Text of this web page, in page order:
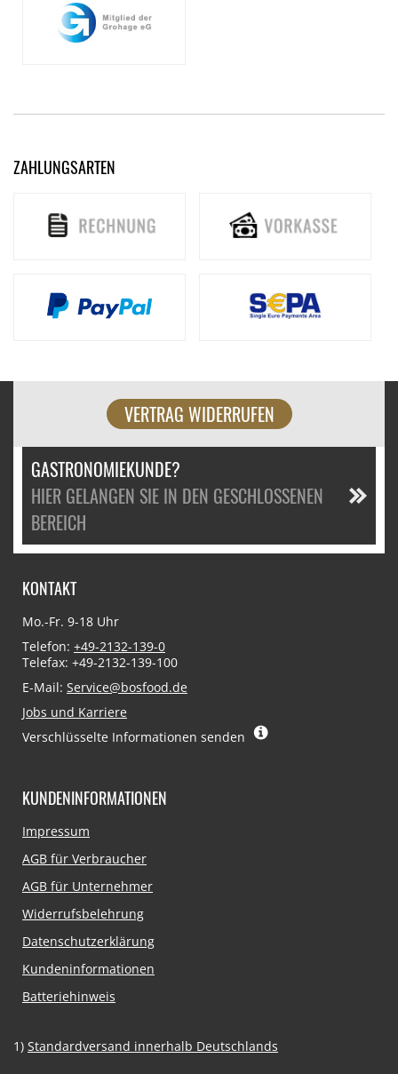
ZAHLUNGSARTEN
VERTRAG WIDERRUFEN
GASTRONOMIEKUNDE?
HIER GELANGEN SIE IN DEN GESCHLOSSENEN
BEREICH
KONTAKT
Mo.-Fr. 9-18 Uhr
Telefon: +49-2132-139-0
Telefax: +49-2132-139-100
E-Mail: Service@bosfood.de
Jobs und Karriere
Verschlüsselte Informationen senden
KUNDENINFORMATIONEN
Navigation
Impressum
AGB für Verbraucher
AGB für Unternehmer
Widerrufsbelehrung
Datenschutzerklärung
Kundeninformationen
Batteriehinweis
1) Standardversand innerhalb Deutschlands